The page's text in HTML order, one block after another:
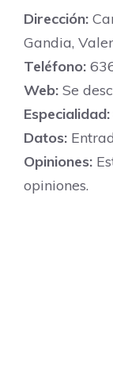
Dirección:
Gandia,
Teléfono:
Web: Se
Especialidad:
Datos:
Opiniones:
opiniones.